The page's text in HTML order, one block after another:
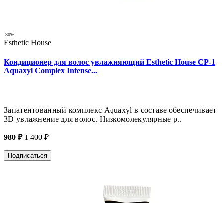
-30%
Esthetic House
Кондиционер для волос увлажняющий Esthetic House CP-1
Aquaxyl Complex Intense...
Запатентованный комплекс Aquaxyl в составе обеспечивает
3D увлажнение для волос. Низкомолекулярные р..
980 ₽ 1 400 ₽
Подписаться